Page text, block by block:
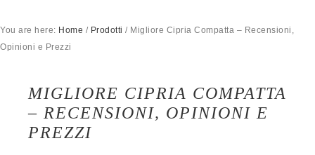
You are here: Home / Prodotti /Migliore Cipria Compatta – Recensioni,
Opinioni e Prezzi
MIGLIORE CIPRIA COMPATTA
– RECENSIONI, OPINIONI E
PREZZI